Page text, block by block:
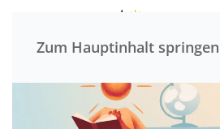
Zum Hauptinhalt springen